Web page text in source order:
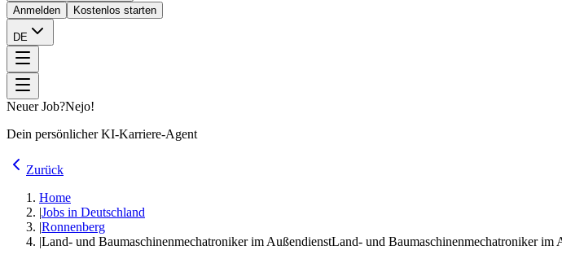
Anmelden
Kostenlos starten
DE
Neuer Job?Nejo!
Dein persönlicher KI-Karriere-Agent
Zurück
Home
|Jobs in Deutschland
|Ronnenberg
|Land- und Baumaschinenmechatroniker im AußendienstLand- und Baumaschinenmechatroniker im